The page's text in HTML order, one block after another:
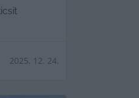
2025. 12. 24.